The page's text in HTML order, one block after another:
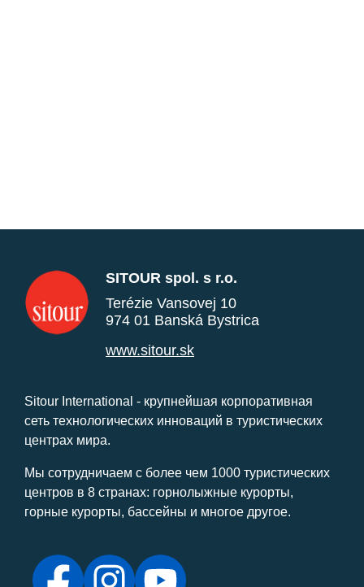
SITOUR spol. s r.o.
Terézie Vansovej 10
974 01 Banská Bystrica
www.sitour.sk
Sitour International - крупнейшая корпоративная
сеть технологических инноваций в туристических
центрах мира.
Мы сотрудничаем с более чем 1000 туристических
центров в 8 странах: горнолыжные курорты,
горные курорты, бассейны и многое другое.